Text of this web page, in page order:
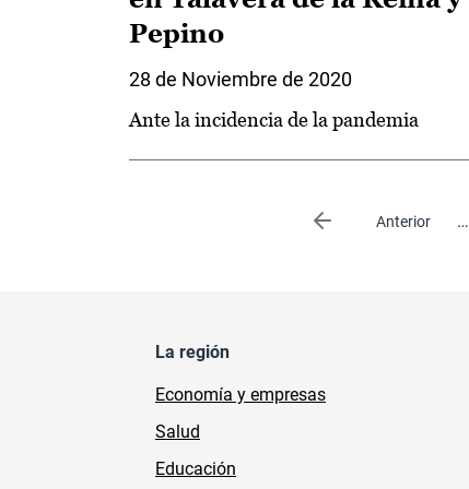
Pepino
28 de Noviembre de 2020
Ante la incidencia de la pandemia
Anterior
Página anterior …
La región
Economía y empresas
Salud
Educación